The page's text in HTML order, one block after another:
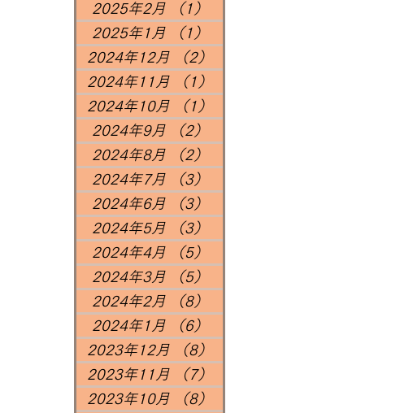
2025年2月
（1）
2025年1月
（1）
2024年12月
（2）
2024年11月
（1）
2024年10月
（1）
2024年9月
（2）
2024年8月
（2）
2024年7月
（3）
2024年6月
（3）
2024年5月
（3）
2024年4月
（5）
2024年3月
（5）
2024年2月
（8）
2024年1月
（6）
2023年12月
（8）
2023年11月
（7）
2023年10月
（8）